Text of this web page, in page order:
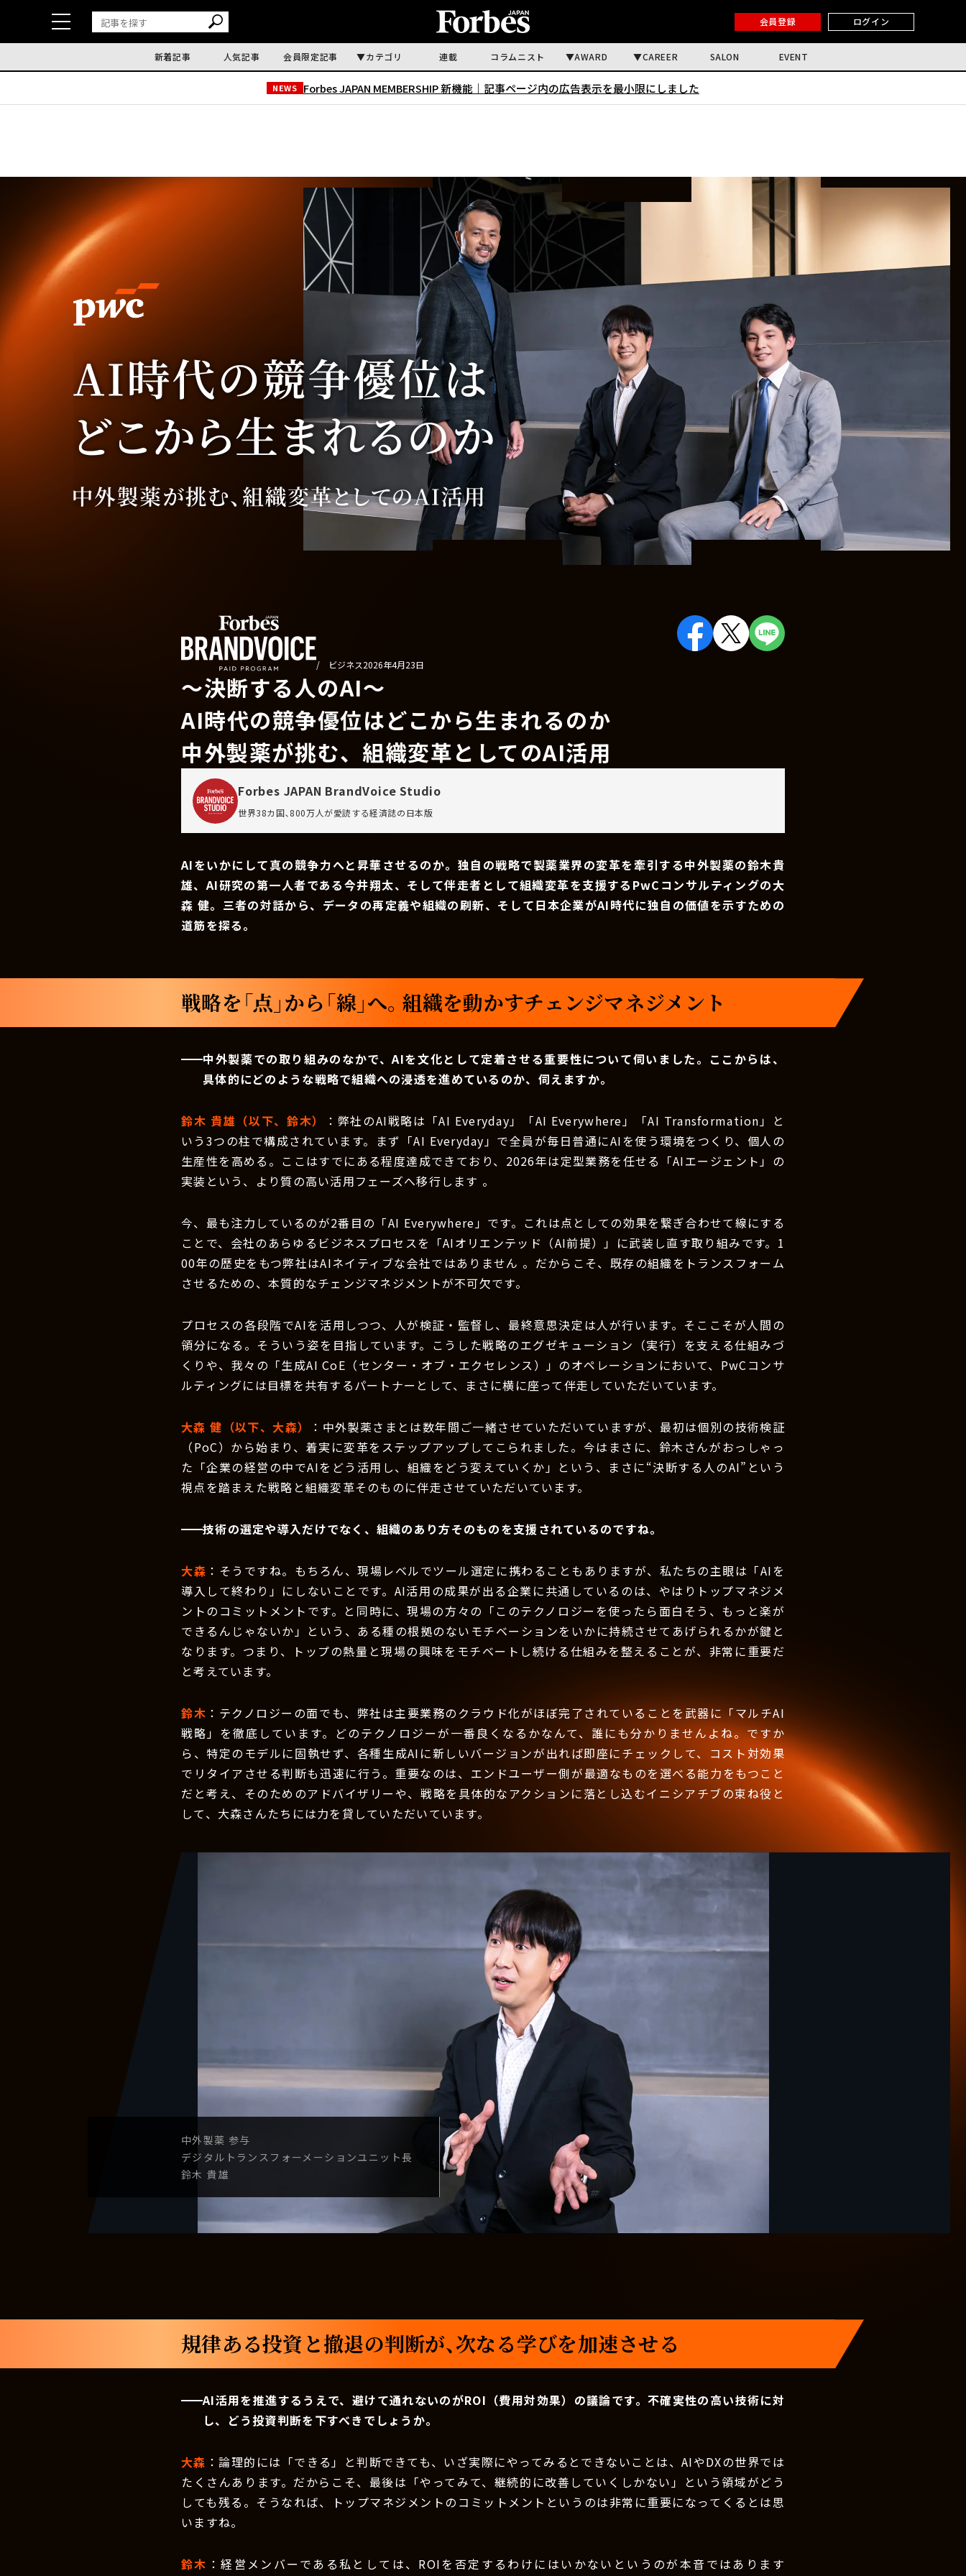
会員登録 ログイン
新着記事 人気記事 会員限定記事 カテゴリ 連載 コラムニスト AWARD CAREER SALON EVENT
NEWS Forbes JAPAN MEMBERSHIP 新機能｜ 記事ページ内の広告表示を最小限にしました
/ ビジネス2026年4月23日
〜決断する人のAI〜
AI時代の競争優位はどこから生まれるのか
中外製薬が挑む、組織変革としてのAI活用
Forbes JAPAN BrandVoice Studio
世界38カ国､800万人が愛読する経済誌の日本版
AIをいかにして真の競争力へと昇華させるのか。独自の戦略で製薬業界の変革を牽引する中外製薬の鈴木貴
雄、AI研究の第一人者である今井翔太、そして伴走者として組織変革を支援するPwCコンサルティングの大
森 健。三者の対話から、データの再定義や組織の刷新、そして日本企業がAI時代に独自の価値を示すための
道筋を探る。
戦略を「点」から「線」へ。組織を動かすチェンジマネジメント
中外製薬での取り組みのなかで、AIを文化として定着させる重要性について伺いました。ここからは、
具体的にどのような戦略で組織への浸透を進めているのか、伺えますか。
鈴木 貴雄（以下、鈴木）
：弊社のAI戦略は「AI Everyday」「AI Everywhere」「AI Transformation」と
いう3つの柱で構成されています。まず「AI Everyday」で全員が毎日普通にAIを使う環境をつくり、個人の
生産性を高める。ここはすでにある程度達成できており、2026年は定型業務を任せる「AIエージェント」の
実装という、より質の高い活用フェーズへ移行します 。
今、最も注力しているのが2番目の「AI Everywhere」です。これは点としての効果を繋ぎ合わせて線にする
ことで、会社のあらゆるビジネスプロセスを「AIオリエンテッド（AI前提）」に武装し直す取り組みです。1
00年の歴史をもつ弊社はAIネイティブな会社ではありません 。だからこそ、既存の組織をトランスフォーム
させるための、本質的なチェンジマネジメントが不可欠です。
プロセスの各段階でAIを活用しつつ、人が検証・監督し、最終意思決定は人が行います。そここそが人間の
領分になる。そういう姿を目指しています。こうした戦略のエグゼキューション（実行）を支える仕組みづ
くりや、我々の「生成AI CoE（センター・オブ・エクセレンス）」のオペレーションにおいて、PwCコンサ
ルティングには目標を共有するパートナーとして、まさに横に座って伴走していただいています。
大森 健（以下、大森）
：中外製薬さまとは数年間ご一緒させていただいていますが、最初は個別の技術検証
（PoC）から始まり、着実に変革をステップアップしてこられました。今はまさに、鈴木さんがおっしゃっ
た「企業の経営の中でAIをどう活用し、組織をどう変えていくか」という、まさに“決断する人のAI”という
視点を踏まえた戦略と組織変革そのものに伴走させていただいています。
技術の選定や導入だけでなく、組織のあり方そのものを支援されているのですね。
大森 ：そうですね。もちろん、現場レベルでツール選定に携わることもありますが、私たちの主眼は「AIを
導入して終わり」にしないことです。AI活用の成果が出る企業に共通しているのは、やはりトップマネジメ
ントのコミットメントです。と同時に、現場の方々の「このテクノロジーを使ったら面白そう、もっと楽が
できるんじゃないか」という、ある種の根拠のないモチベーションをいかに持続させてあげられるかが鍵と
なります。つまり、トップの熱量と現場の興味をモチベートし続ける仕組みを整えることが、非常に重要だ
と考えています。
鈴木 ：テクノロジーの面でも、弊社は主要業務のクラウド化がほぼ完了されていることを武器に「マルチAI
戦略」を徹底しています。どのテクノロジーが一番良くなるかなんて、誰にも分かりませんよね。ですか
ら、特定のモデルに固執せず、各種生成AIに新しいバージョンが出れば即座にチェックして、コスト対効果
でリタイアさせる判断も迅速に行う。重要なのは、エンドユーザー側が最適なものを選べる能力をもつこと
だと考え、そのためのアドバイザリーや、戦略を具体的なアクションに落とし込むイニシアチブの束ね役と
して、大森さんたちには力を貸していただいています。
中外製薬 参与
デジタル トランスフォーメーションユニット長
鈴木 貴雄
規律ある投資と撤退の判断が、次なる学びを加速させる
AI活用を推進するうえで、避けて通れないのがROI（費用対効果）の議論です。不確実性の高い技術に対
し、どう投資判断を下すべきでしょうか。
大森 ：論理的には「できる」と判断できても、いざ実際にやってみるとできないことは、AIやDXの世界では
たくさんあります。だからこそ、最後は「やってみて、継続的に改善していくしかない」という領域がどう
しても残る。そうなれば、トップマネジメントのコミットメントというのは非常に重要になってくるとは思
いますね。
鈴木 ：経営メンバーである私としては、ROIを否定するわけにはいかないというのが本音ではあります